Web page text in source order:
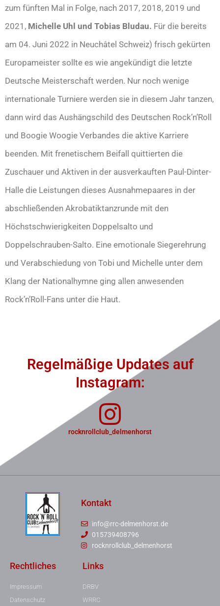
zum fünften Mal in Folge, nach 2017, 2018, 2019 und
2021, Michelle Uhl und Tobias Bludau. Für die bereits
am 04. Juni 2022 in Neuchâtel Schweiz) frisch gekürten
Europameister sollte es wie angekündigt die letzte
Deutsche Meisterschaft werden. Nur noch wenige
internationale Turniere werden sie in diesem Jahr tanzen,
dann wird das Aushängschild des Deutschen Rock’n’Roll
und Boogie Woogie Verbandes die aktive Karriere
beenden. Mit frenetischem Beifall quittierten die
Zuschauer und Aktiven in der ausverkauften Paul-Dinter-
Halle die Leistungen dieses Ausnahmepaares in der
abschließenden Akrobatiktanzrunde mit den
Höchstschwierigkeiten Doppelsalto und
Doppelschrauben-Salto. Eine emotionale Siegerehrung
und Verabschiedung von Tobi und Michelle unter dem
Klang der Nationalhymne ging allen anwesenden
Rock’n’Roll-Fans unter die Haut.
Regelmäßige Updates auf
Instagram:
rocknrollclub_delmenhorst
Kontakt
info@rrc-delmenhorst.de
015739408796
rocknrollclub_delmenhorst
Rechtliches
Impressum
Datenschutz
Links
DRBV
WRRC